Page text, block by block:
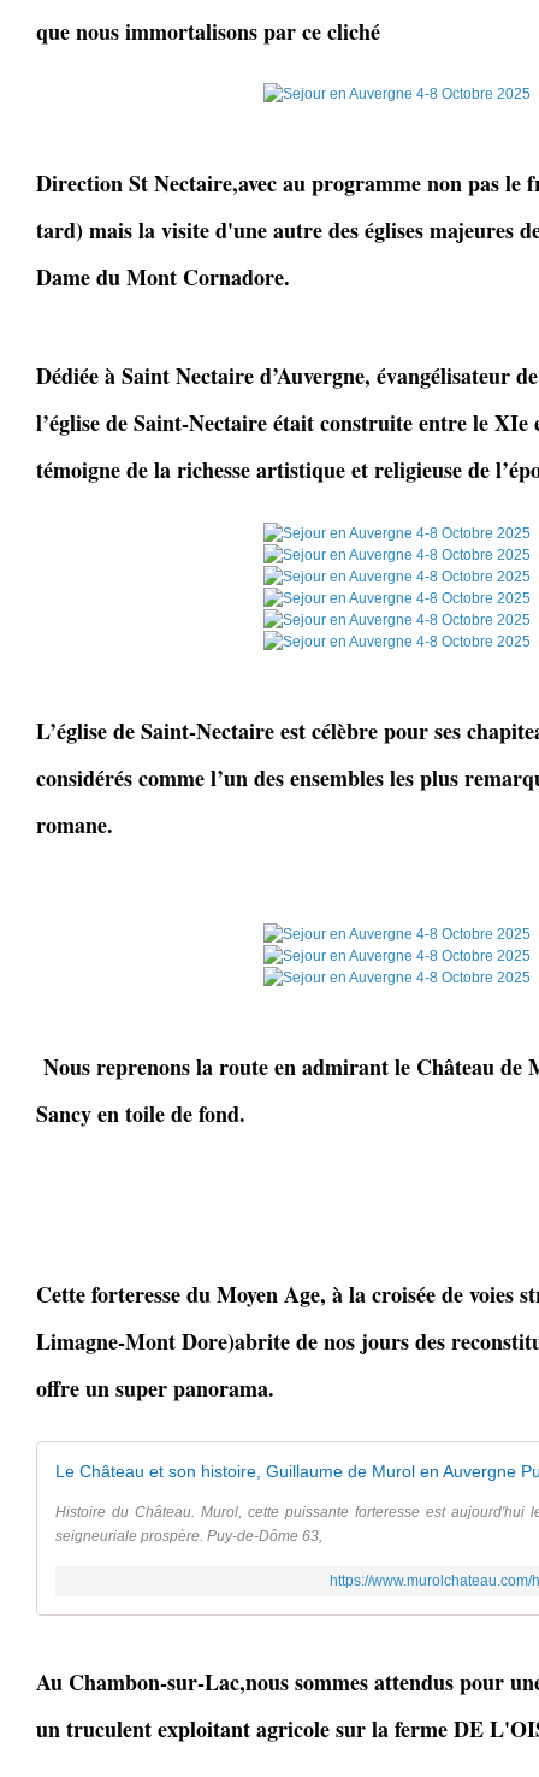
que nous immortalisons par ce cliché
Direction St Nectaire,avec au programme non pas le
tard) mais la visite d'une autre des églises majeures
Dame du Mont Cornadore.
Dédiée à Saint Nectaire d’Auvergne, évangélisateur
l’église de Saint-Nectaire était construite entre le XIe
témoigne de la richesse artistique et religieuse de
L’église de Saint-Nectaire est célèbre pour ses
considérés comme l’un des ensembles les plus
romane.
Nous reprenons la route en admirant le Château de
Sancy en toile de fond.
Cette forteresse du Moyen Age, à la croisée de voies
Limagne-Mont Dore)abrite de nos jours des
offre un super panorama.
Le Château et son histoire, Guillaume de Murol en Auvergne
Histoire du Château. Murol, cette puissante forteresse est aujourd'hui
seigneuriale prospère. Puy-de-Dôme 63,
https://
Au Chambon-sur-Lac,nous sommes attendus pour
un truculent exploitant agricole sur la ferme DE